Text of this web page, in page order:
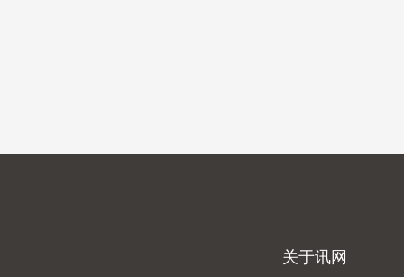
关于讯网